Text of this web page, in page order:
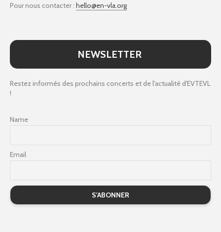
Pour nous contacter : hello@en-vla.org
NEWSLETTER
Restez informés des prochains concerts et de l'actualité d'EVTEVL
!
Name
Email